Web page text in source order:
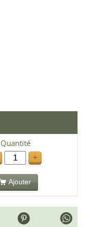
Quantité
+
Ajouter